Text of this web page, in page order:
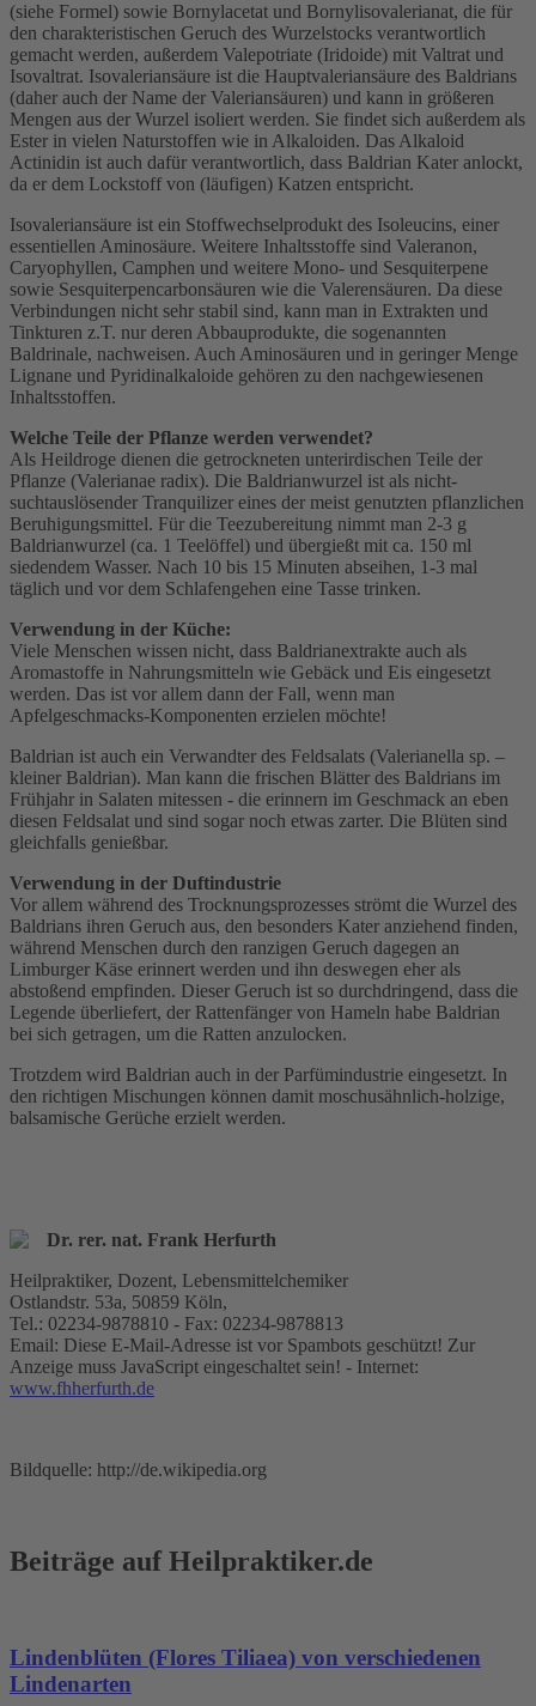
(siehe Formel) sowie Bornylacetat und Bornylisovalerianat, die für
den charakteristischen Geruch des Wurzelstocks verantwortlich
gemacht werden, außerdem Valepotriate (Iridoide) mit Valtrat und
Isovaltrat. Isovaleriansäure ist die Hauptvaleriansäure des Baldrians
(daher auch der Name der Valeriansäuren) und kann in größeren
Mengen aus der Wurzel isoliert werden. Sie findet sich außerdem als
Ester in vielen Naturstoffen wie in Alkaloiden. Das Alkaloid
Actinidin ist auch dafür verantwortlich, dass Baldrian Kater anlockt,
da er dem Lockstoff von (läufigen) Katzen entspricht.
Isovaleriansäure ist ein Stoffwechselprodukt des Isoleucins, einer
essentiellen Aminosäure. Weitere Inhaltsstoffe sind Valeranon,
Caryophyllen, Camphen und weitere Mono- und Sesquiterpene
sowie Sesquiterpencarbonsäuren wie die Valerensäuren. Da diese
Verbindungen nicht sehr stabil sind, kann man in Extrakten und
Tinkturen z.T. nur deren Abbauprodukte, die sogenannten
Baldrinale, nachweisen. Auch Aminosäuren und in geringer Menge
Lignane und Pyridinalkaloide gehören zu den nachgewiesenen
Inhaltsstoffen.
Welche Teile der Pflanze werden verwendet?
Als Heildroge dienen die getrockneten unterirdischen Teile der
Pflanze (Valerianae radix). Die Baldrianwurzel ist als nicht-
suchtauslösender Tranquilizer eines der meist genutzten pflanzlichen
Beruhigungsmittel. Für die Teezubereitung nimmt man 2-3 g
Baldrianwurzel (ca. 1 Teelöffel) und übergießt mit ca. 150 ml
siedendem Wasser. Nach 10 bis 15 Minuten abseihen, 1-3 mal
täglich und vor dem Schlafengehen eine Tasse trinken.
Verwendung in der Küche:
Viele Menschen wissen nicht, dass Baldrianextrakte auch als
Aromastoffe in Nahrungsmitteln wie Gebäck und Eis eingesetzt
werden. Das ist vor allem dann der Fall, wenn man
Apfelgeschmacks-Komponenten erzielen möchte!
Baldrian ist auch ein Verwandter des Feldsalats (Valerianella sp. –
kleiner Baldrian). Man kann die frischen Blätter des Baldrians im
Frühjahr in Salaten mitessen - die erinnern im Geschmack an eben
diesen Feldsalat und sind sogar noch etwas zarter. Die Blüten sind
gleichfalls genießbar.
Verwendung in der Duftindustrie
Vor allem während des Trocknungsprozesses strömt die Wurzel des
Baldrians ihren Geruch aus, den besonders Kater anziehend finden,
während Menschen durch den ranzigen Geruch dagegen an
Limburger Käse erinnert werden und ihn deswegen eher als
abstoßend empfinden. Dieser Geruch ist so durchdringend, dass die
Legende überliefert, der Rattenfänger von Hameln habe Baldrian
bei sich getragen, um die Ratten anzulocken.
Trotzdem wird Baldrian auch in der Parfümindustrie eingesetzt. In
den richtigen Mischungen können damit moschusähnlich-holzige,
balsamische Gerüche erzielt werden.
Dr. rer. nat. Frank Herfurth
Heilpraktiker, Dozent, Lebensmittelchemiker
Ostlandstr. 53a, 50859 Köln,
Tel.: 02234-9878810 - Fax: 02234-9878813
Email: Diese E-Mail-Adresse ist vor Spambots geschützt! Zur
Anzeige muss JavaScript eingeschaltet sein! - Internet:
www.fhherfurth.de
Bildquelle: http://de.wikipedia.org
Beiträge auf Heilpraktiker.de
Lindenblüten (Flores Tiliaea) von verschiedenen
Lindenarten